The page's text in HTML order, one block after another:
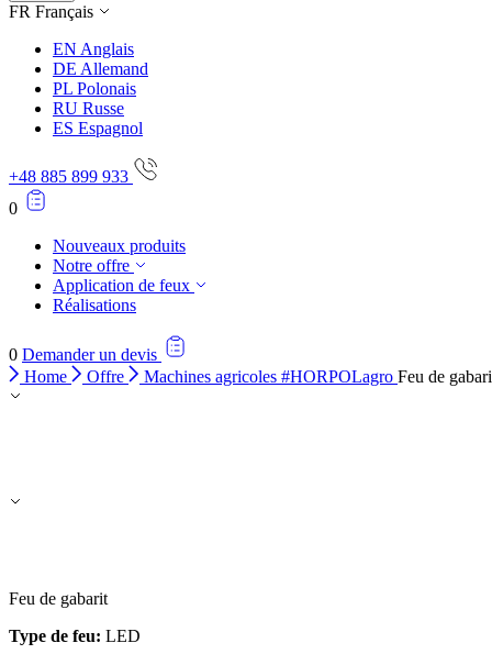
FR Français
EN Anglais
DE Allemand
PL Polonais
RU Russe
ES Espagnol
+48 885 899 933
0
Nouveaux produits
Notre offre
Application de feux
Réalisations
0 Demander un devis
Home
Offre Machines agricoles #HORPOLagro Feu de
Feu de gabarit
Type de feu: LED